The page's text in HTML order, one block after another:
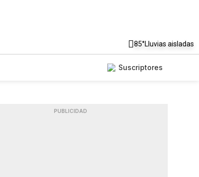
85°Lluvias aisladas
Suscriptores
PUBLICIDAD